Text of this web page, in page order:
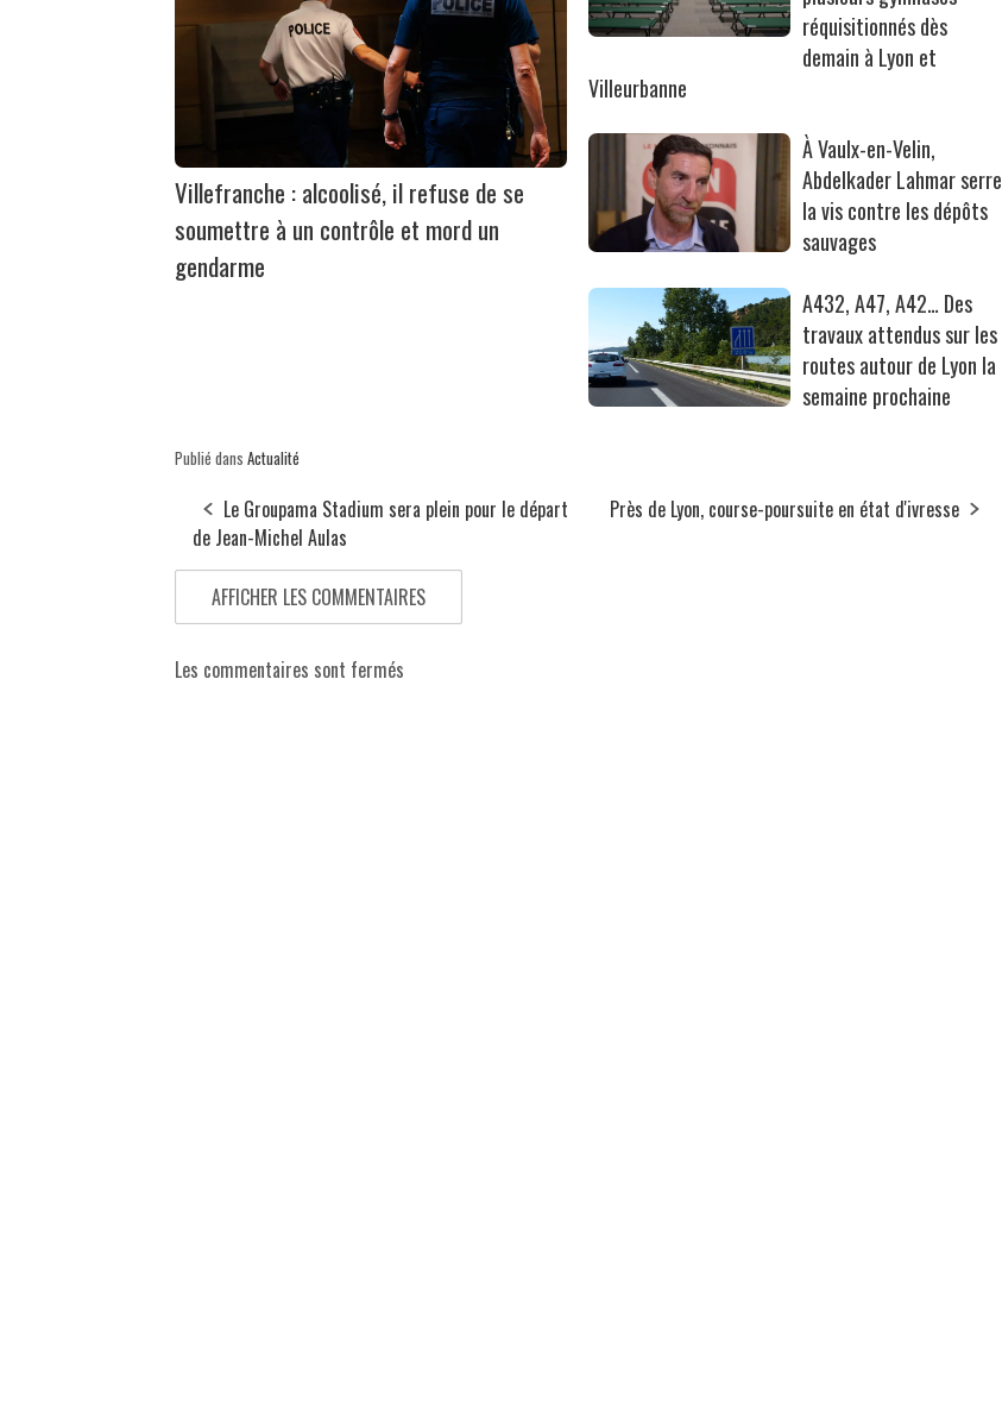
Villefranche : alcoolisé, il refuse de se
soumettre à un contrôle et mord un
gendarme
réquisitionnés dès
demain à Lyon et
Villeurbanne
À Vaulx-en-Velin,
Abdelkader Lahmar serre
la vis contre les dépôts
sauvages
A432, A47, A42… Des
travaux attendus sur les
routes autour de Lyon la
semaine prochaine
Publié dans Actualité
Le Groupama Stadium sera plein pour le départ
de Jean-Michel Aulas
Près de Lyon, course-poursuite en état d'ivresse
AFFICHER LES COMMENTAIRES
Les commentaires sont fermés